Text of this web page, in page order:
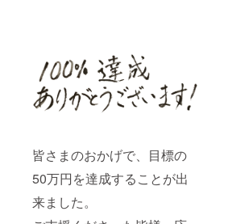
皆さまのおかげで、目標の
50万円を達成することが出
来ました。